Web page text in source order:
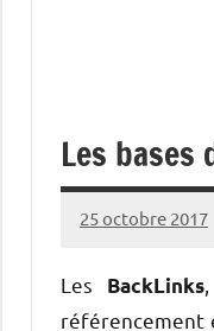
Les
25 octobre 2017
Les BackLinks
référencement